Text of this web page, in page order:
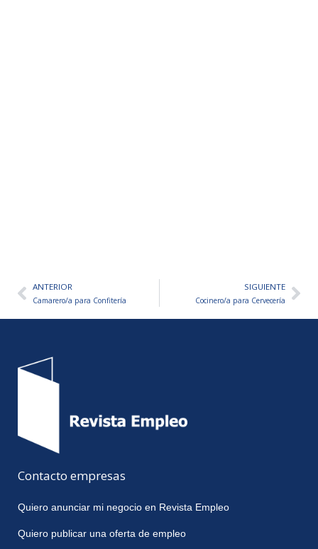
AntANTERIOR
Camarero/a para Confitería
SIGUIENTE
Cocinero/a para Cervecería
Contacto empresas
Quiero anunciar mi negocio en Revista Empleo
Quiero publicar una oferta de empleo